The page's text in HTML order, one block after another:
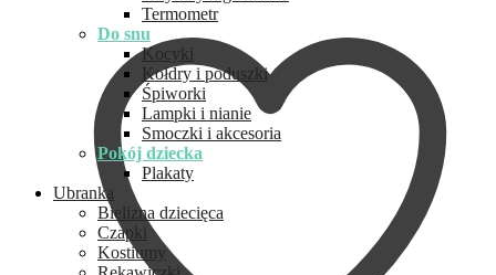
Termometr
Do snu
Kocyki
Kołdry i poduszki
Śpiworki
Lampki i nianie
Smoczki i akcesoria
Pokój dziecka
Plakaty
Ubranka
Bielizna dziecięca
Czapki
Kostiumy